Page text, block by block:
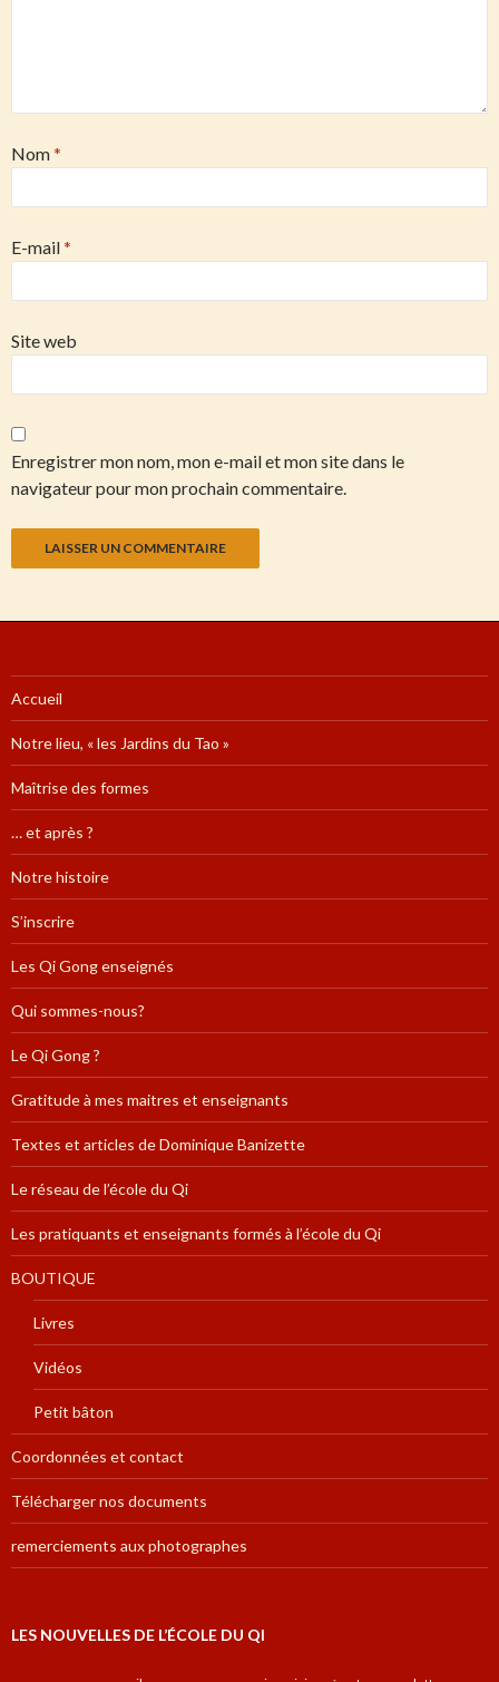
Nom*
E-mail*
Site web
Enregistrer mon nom, mon e-mail et mon site dans le
navigateur pour mon prochain commentaire.
Accueil
Notre lieu, « les Jardins du Tao »
Maîtrise des formes
… et après ?
Notre histoire
S’inscrire
Les Qi Gong enseignés
Qui sommes-nous?
Le Qi Gong ?
Gratitude à mes maitres et enseignants
Textes et articles de Dominique Banizette
Le réseau de l’école du Qi
Les pratiquants et enseignants formés à l’école du Qi
BOUTIQUE
Livres
Vidéos
Petit bâton
Coordonnées et contact
Télécharger nos documents
remerciements aux photographes
LES NOUVELLES DE L’ÉCOLE DU QI